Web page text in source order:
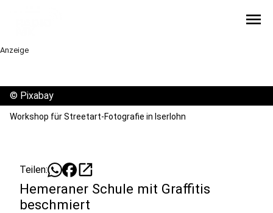
menu
Anzeige
© Pixabay
Workshop für Streetart-Fotografie in Iserlohn
Teilen: open_in_new
Hemeraner Schule mit Graffitis
beschmiert